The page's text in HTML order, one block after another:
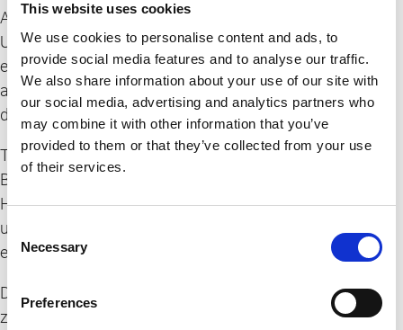
This website uses cookies
We use cookies to personalise content and ads, to
provide social media features and to analyse our traffic.
We also share information about your use of our site with
our social media, advertising and analytics partners who
may combine it with other information that you’ve
provided to them or that they’ve collected from your use
of their services.
Consent
Selection
Necessary
Preferences
Als Hauptrisikofaktor für die Entstehung von
Urothelkarzinomen gilt das Rauchen, da die im Rauch
enthaltenen Giftstoffe zum Teil über den Urin
ausgeschieden werden und dann auf die Schleimhaut
des Harntraktes einwirken.
Typische Symptome sind eine nicht schmerzhafte
Blutbeimengung im Urin oder auch ein übersteigerter
Harndrang wie bei einer Blasenentzündung. Hier muss
unbedingt eine Abklärung erfolgen, da dieses Warnsignal
ernst genommen werden muss.
Die meisten Urothelkarzinome (ca. 70%) sind nämlich
zum Zeitpunkt der Diagnose noch oberflächlich. In